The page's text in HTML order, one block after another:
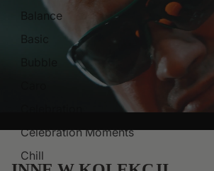
Balance
Basic
Celebration Moments
Chill